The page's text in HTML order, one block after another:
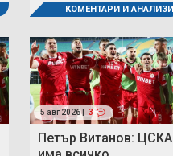
КОМЕНТАРИ И АНАЛИЗИ
5 авг 2026 | 3
Петър Витанов: ЦСКА